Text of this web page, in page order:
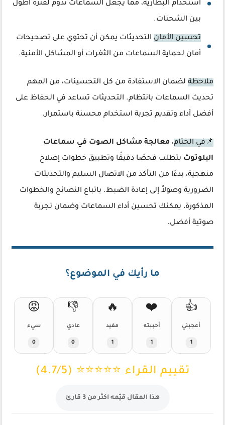
استخدام البطارية، مما يجعل السماعات تدوم لفترة أطول
بين الشحنات.
تحسين الأمان التحديثات يمكن أن تحتوي على تصحيحات
أمان لحماية السماعات من الثغرات أو المشاكل الأمنية.
ملاحظة لضمان الاستفادة من كل التحسينات، من المهم
تحديث السماعات بانتظام. التحديثات تساعد في الحفاظ على
أفضل أداء وتقديم تجربة استخدام محسنة باستمرار.
📌في الختام، معالجة مشاكل الصوت في سماعات
البلوتوث يتطلب فحصًا دقيقًا وتطبيق خطوات إصلاح
منهجية، بدءًا من التأكد من الاتصال السليم والتحديثات
الضرورية وصولاً إلى إعادة الضبط. باتباع النصائح والخطوات
المذكورة، يمكنك تحسين أداء السماعات وضمان تجربة
صوتية أفضل.
ما رأيك في الموضوع؟
👍
أعجبني
1
❤️
أحببته
1
🔥
مفيد
1
👎
عادي
0
😡
سيء
0
تقييم القراء ⭐⭐⭐⭐⭐ (4.7/5)
هذا المقال قيّمه اكثر من 3 قارئ